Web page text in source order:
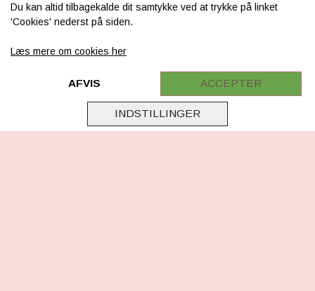
FØLG OS
Facebook
Du kan altid tilbagekalde dit samtykke ved at trykke på linket
'Cookies' nederst på siden.
Læs mere om cookies her
INDSTILLINGER
AFVIS ACCEPTER